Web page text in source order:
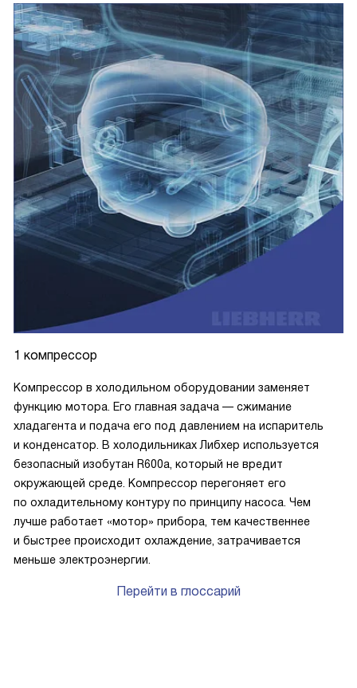
1 компрессор
Компрессор в холодильном оборудовании заменяет
функцию мотора. Его главная задача — сжимание
хладагента и подача его под давлением на испаритель
и конденсатор. В холодильниках Либхер используется
безопасный изобутан R600a, который не вредит
окружающей среде. Компрессор перегоняет его
по охладительному контуру по принципу насоса. Чем
лучше работает «мотор» прибора, тем качественнее
и быстрее происходит охлаждение, затрачивается
меньше электроэнергии.
Перейти в глоссарий